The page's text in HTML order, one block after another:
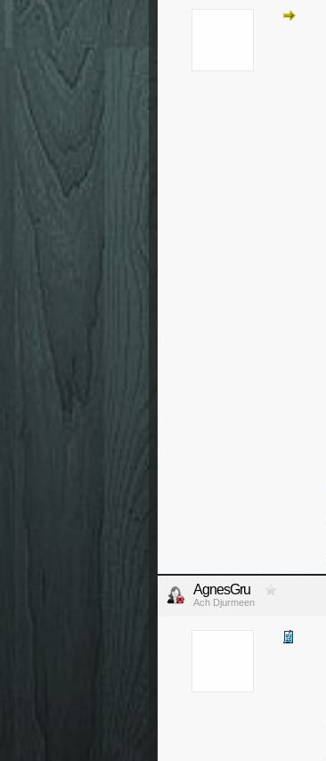
AgnesGru
Ach Djurmeen